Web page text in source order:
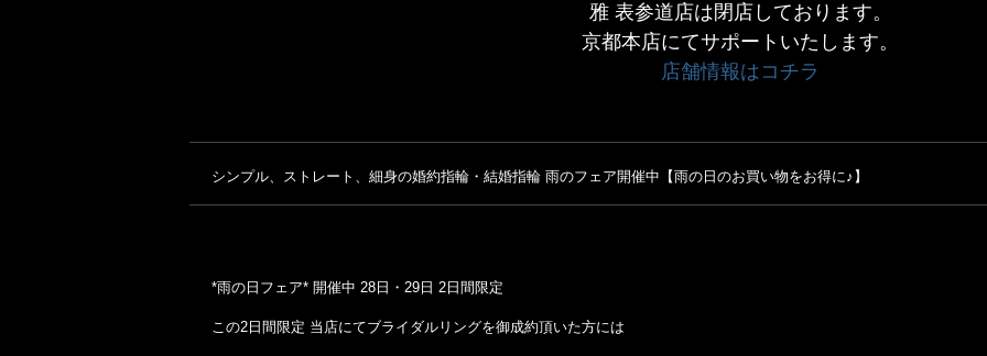
雅 表参道店は閉店しております。
京都本店にてサポートいたします。
店舗情報はコチラ
シンプル、ストレート、細身の婚約指輪・結婚指輪 雨のフェア開催中【雨の日のお買い物をお得に♪】
*雨の日フェア* 開催中 28日・29日 2日間限定
この2日間限定 当店にてブライダルリングを御成約頂いた方には